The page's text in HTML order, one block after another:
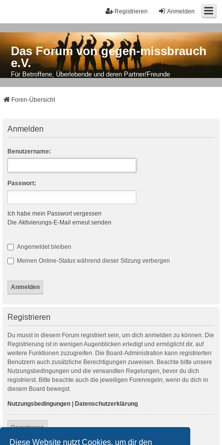
Diese Website nutzt Cookies, um dir den
Anmelden
Registrieren
Das Forum von gegen-missbrauch
e.V.
Für Betroffene, Überlebende und deren Partner/Freunde
Foren-Übersicht
Anmelden
Benutzername:
Passwort:
Ich habe mein Passwort vergessen
Die Aktivierungs-E-Mail erneut senden
Angemeldet bleiben
Meinen Online-Status während dieser Sitzung verbergen
Registrieren
Du musst in diesem Forum registriert sein, um dich anmelden zu können. Die
Registrierung ist in wenigen Augenblicken erledigt und ermöglicht dir, auf
weitere Funktionen zuzugreifen. Die Board-Administration kann registrierten
Benutzern auch zusätzliche Berechtigungen zuweisen. Beachte bitte unsere
Nutzungsbedingungen und die verwandten Regelungen, bevor du dich
registrierst. Bitte beachte auch die jeweiligen Forenregeln, wenn du dich in
diesem Board bewegst.
Nutzungsbedingungen | Datenschutzerklärung
Registrieren